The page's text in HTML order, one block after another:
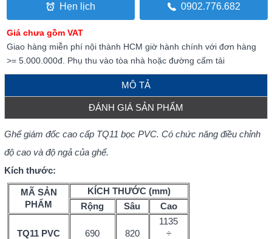
Hẹn lịch 0902.776.682
Giá chưa gồm VAT
Giao hàng miễn phí nội thành HCM giờ hành chính với đơn hàng
>= 5.000.000đ. Phụ thu vào tòa nhà hoặc đường cấm tải
MÔ TẢ
ĐÁNH GIÁ SẢN PHẨM
Ghế giám đốc cao cấp TQ11 bọc PVC. Có chức năng điều chỉnh
độ cao và độ ngả của ghế.
Kích thước:
MÃ SẢN
PHẨM
KÍCH THƯỚC (mm)
Rộng
Sâu Cao
TQ11 PVC 690 820
1135
÷